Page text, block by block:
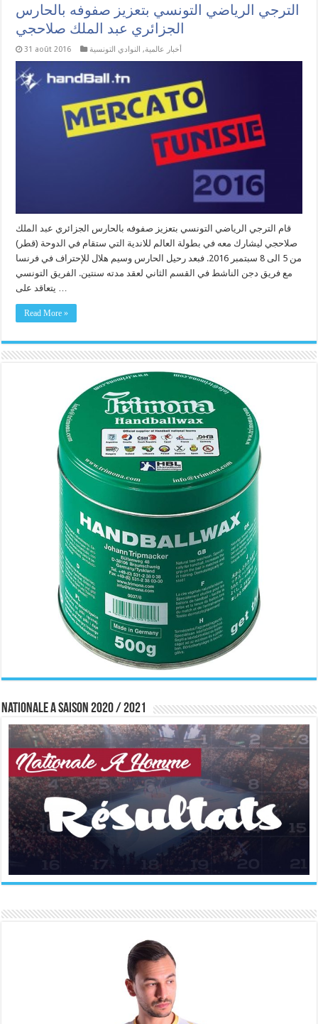
الترجي الرياضي التونسي بتعزيز صفوفه بالحارس
الجزائري عبد الملك صلاحجي
31 août 2016 أخبار عالمية, النوادي التونسية
قام الترجي الرياضي التونسي بتعزيز صفوفه بالحارس الجزائري عبد الملك
صلاحجي ليشارك معه في بطولة العالم للاندية التي ستقام في الدوحة (قطر)
من 5 الى 8 سبتمبر 2016. فبعد رحيل الحارس وسيم هلال للإحتراف في فرنسا
مع فريق دجن الناشط في القسم الثاني لعقد مدته سنتين. الفريق التونسي
Read More »
Nationale A saison 2020 / 2021